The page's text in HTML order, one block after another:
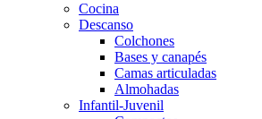
Cocina
Descanso
Colchones
Bases y canapés
Camas articuladas
Almohadas
Infantil-Juvenil